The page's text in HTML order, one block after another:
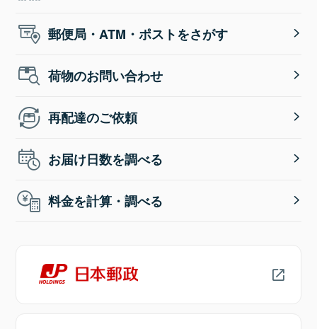
郵便局・ATM・ポストをさがす
荷物のお問い合わせ
再配達のご依頼
お届け日数を調べる
料金を計算・調べる